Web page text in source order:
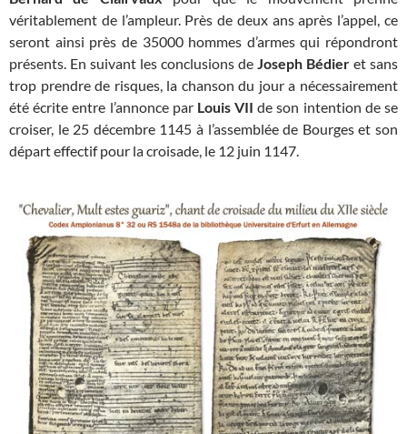
véritablement de l’ampleur. Près de deux ans après l’appel, ce
seront ainsi près de 35000 hommes d’armes qui répondront
présents. En suivant les conclusions de Joseph Bédier et sans
trop prendre de risques, la chanson du jour a nécessairement
été écrite entre l’annonce par Louis VII de son intention de se
croiser, le 25 décembre 1145 à l’assemblée de Bourges et son
départ effectif pour la croisade, le 12 juin 1147.